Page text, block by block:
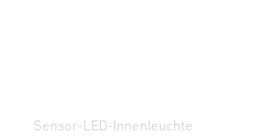
Sensor-LED-Innenleuchte